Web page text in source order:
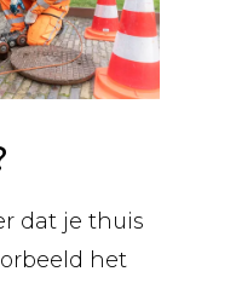
dat je thuis
het